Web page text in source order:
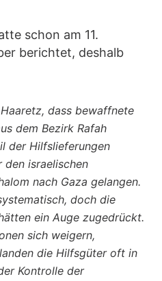
schon am 11.
berichtet, deshalb
dass bewaffnete
dem Bezirk Rafah
der Hilfslieferungen
israelischen
nach Gaza gelangen.
doch die
ein Auge zugedrückt.
sich weigern,
die Hilfsgüter oft in
Kontrolle der